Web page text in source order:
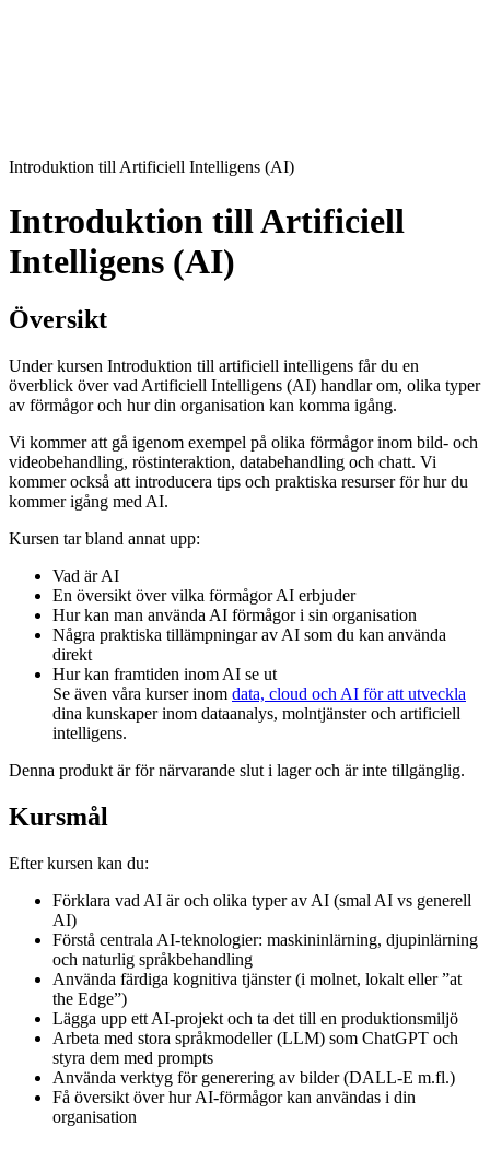
Introduktion till Artificiell Intelligens (AI)
Introduktion till Artificiell
Intelligens (AI)
Översikt
Under kursen Introduktion till artificiell intelligens får du en
överblick över vad Artificiell Intelligens (AI) handlar om, olika typer
av förmågor och hur din organisation kan komma igång.
Vi kommer att gå igenom exempel på olika förmågor inom bild- och
videobehandling, röstinteraktion, databehandling och chatt. Vi
kommer också att introducera tips och praktiska resurser för hur du
kommer igång med AI.
Kursen tar bland annat upp:
Vad är AI
En översikt över vilka förmågor AI erbjuder
Hur kan man använda AI förmågor i sin organisation
Några praktiska tillämpningar av AI som du kan använda
direkt
Hur kan framtiden inom AI se ut
Se även våra kurser inom data, cloud och AI för att utveckla
dina kunskaper inom dataanalys, molntjänster och artificiell
intelligens.
Denna produkt är för närvarande slut i lager och är inte tillgänglig.
Kursmål
Efter kursen kan du:
Förklara vad AI är och olika typer av AI (smal AI vs generell
AI)
Förstå centrala AI-teknologier: maskininlärning, djupinlärning
och naturlig språkbehandling
Använda färdiga kognitiva tjänster (i molnet, lokalt eller ”at
the Edge”)
Lägga upp ett AI-projekt och ta det till en produktionsmiljö
Arbeta med stora språkmodeller (LLM) som ChatGPT och
styra dem med prompts
Använda verktyg för generering av bilder (DALL-E m.fl.)
Få översikt över hur AI-förmågor kan användas i din
organisation